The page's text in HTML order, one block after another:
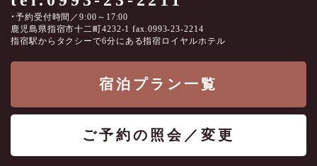
・予約受付時間／9:00～17:00
鹿児島県指宿市十二町4232-1 fax.0993-23-2214
指宿駅からタクシーで6分にある指宿ロイヤルホテル
宿泊プラン一覧
ご予約の照会／変更